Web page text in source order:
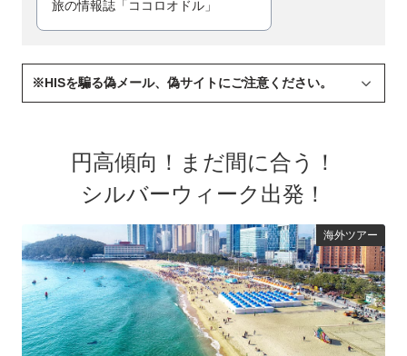
旅の情報誌「ココロオドル」
※HISを騙る偽メール、偽サイトにご注意ください。
現在、全国的に確認されております「なりすましメール」の
当社を装ったメールで「内容に心当たりがない」 「怪し
い」などのメールを受信された場合は、ウイルス感染のリス
クが高いため、メールの開封、添付ファイルの参照、あるい
ください。
当社におきましては、不正アクセスの防止など情報セキュリ
ティには十分注意しておりますが、引き続き対策を強化して
参りますので、ご理解とご協力いただきますよう何卒よろし
くお願いいたします。
円高傾向！まだ間に合う！
シルバーウィーク出発！
海外ツアー